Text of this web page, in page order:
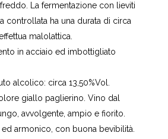
La fermentazione con lieviti
controllata ha una durata di circa
malolattica.
in acciaio ed imbottigliato
alcolico: circa 13,50%Vol.
giallo paglierino. Vino dal
avvolgente, ampio e fiorito.
armonico, con buona bevibilità.